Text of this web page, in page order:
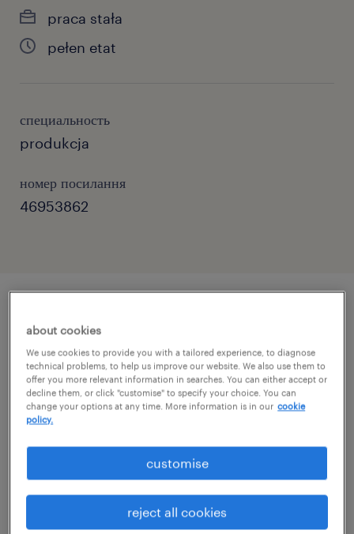
praca stała
pełen etat
специальность
produkcja
номер посилання
46953862
описание должности
Wielkopolska – Jesteś ekspertem Działu CNC?
(k/m/n)Operator, Ustawiacz, Programista,
Specjalista – Twój fach w cenie!
Niezależnie od tego, czy dbasz o precyzję
wymiarów, ustawiasz skomplikowane detale,
czy piszesz zaawansowane programy CAM –
Twoja przyszłość w nowoczesnym przemyśle
about cookies
We use cookies to provide you with a tailored experience, to diagnose
technical problems, to help us improve our website. We also use them to
offer you more relevant information in searches. You can either accept or
decline them, or click "customise" to specify your choice. You can
change your options at any time. More information is in our cookie
policy.
reject all cookies
customise